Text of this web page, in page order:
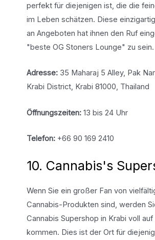
perfekt für diejenigen ist, die die
im Leben schätzen. Diese
an Angeboten hat ihnen den Ruf
"beste OG Stoners Lounge" zu sein.
Adresse:35 Maharaj 5 Alley, Pak
Krabi District, Krabi 81000, Thailand
Öffnungszeiten:13 bis 24 Uhr
Telefon:+66 90 169 2410
10. Cannabis's
Wenn Sie ein großer Fan von
Cannabis-Produkten sind, werden
Cannabis Supershop in Krabi voll
kommen. Dies ist der Ort für